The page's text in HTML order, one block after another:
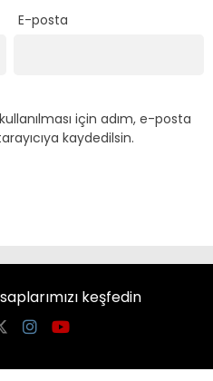
E-posta
için adım, e-posta
kaydedilsin.
keşfedin